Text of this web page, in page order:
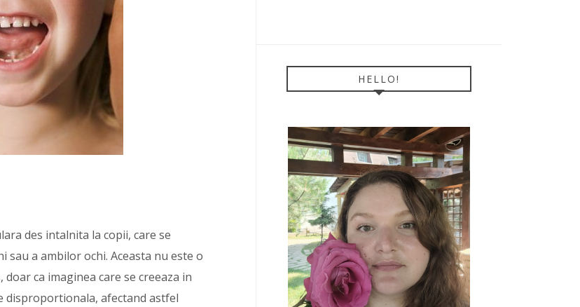
des intalnita la copii, care se
a ambilor ochi. Aceasta nu este o
ca imaginea care se creeaza in
disproportionala, afectand astfel
HELLO!